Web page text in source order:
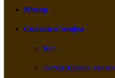
Юмор
Сказки и мифы
Все
Литературные сказки